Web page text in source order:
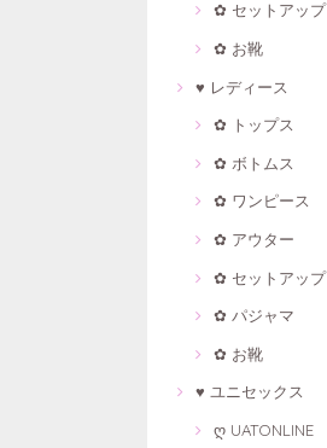
✿ セットアップ
✿ お靴
♥ レディース
✿ トップス
✿ ボトムス
✿ ワンピース
✿ アウター
✿ セットアップ
✿ パジャマ
✿ お靴
♥ ユニセックス
ღ UATONLINE